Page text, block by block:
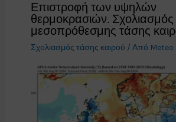
Επιστροφή των υψηλών
θερμοκρασιών. Σχολιασμός
μεσοπρόθεσμης τάσης
Σχολιασμός τάσης καιρού / Από Meteo